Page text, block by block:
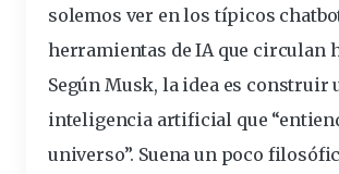
solemos ver en los típicos
herramientas de IA que circulan
Según Musk, la idea es construir
inteligencia artificial que “
universo”. Suena un poco